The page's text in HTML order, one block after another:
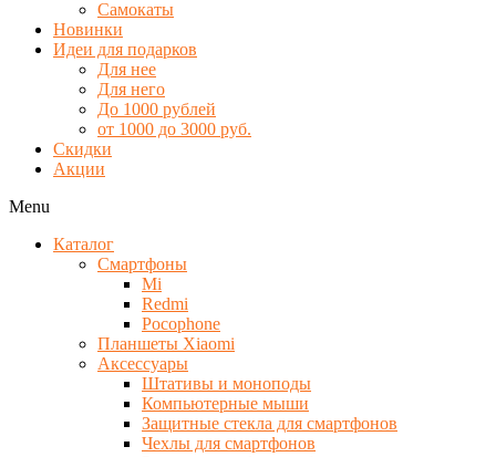
Самокаты
Новинки
Идеи для подарков
Для нее
Для него
До 1000 рублей
от 1000 до 3000 руб.
Скидки
Акции
Menu
Каталог
Смартфоны
Mi
Redmi
Pocophone
Планшеты Xiaomi
Аксессуары
Штативы и моноподы
Компьютерные мыши
Защитные стекла для смартфонов
Чехлы для смартфонов